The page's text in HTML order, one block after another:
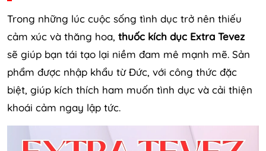
Trong những lúc cuộc sống tình dục trở nên thiếu
cảm xúc và thăng hoa, thuốc kích dục Extra Tevez
sẽ giúp bạn tái tạo lại niềm đam mê mạnh mẽ. Sản
phẩm được nhập khẩu từ Đức, với công thức đặc
biệt, giúp kích thích ham muốn tình dục và cải thiện
khoái cảm ngay lập tức.